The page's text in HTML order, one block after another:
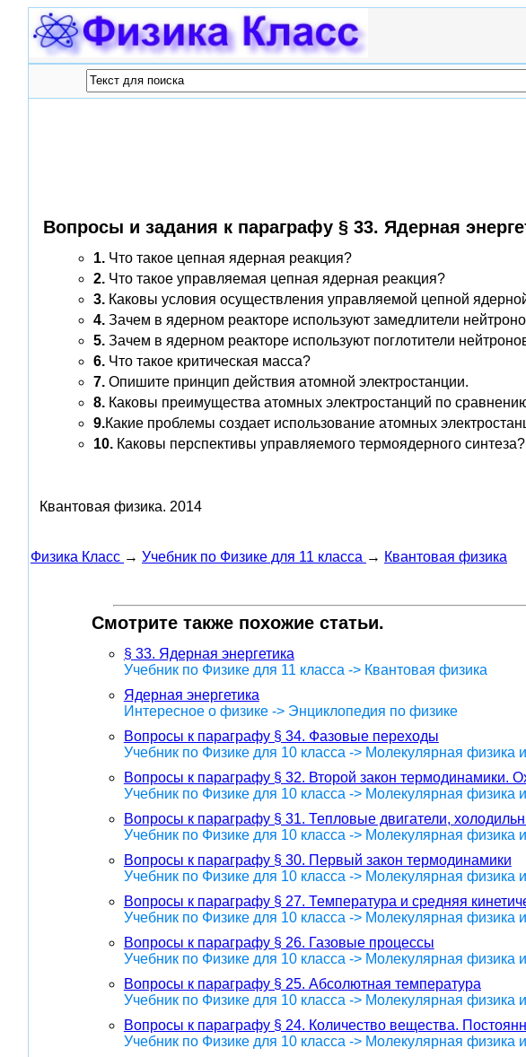
Вопросы и задания к параграфу § 33. Ядерная
1. Что такое цепная ядерная реакция?
2. Что такое управляемая цепная ядерная реакция?
3. Каковы условия осуществления управляемой цепной
4. Зачем в ядерном реакторе используют замедлители
5. Зачем в ядерном реакторе используют поглотители
6. Что такое критическая масса?
7. Опишите принцип действия атомной электростанции.
8. Каковы преимущества атомных электростанций по
9.Какие проблемы создает использование атомных
10. Каковы перспективы управляемого термоядерного синтеза?
Квантовая физика. 2014
Физика Класс → Учебник по Физике для 11 класса → Квантовая физика
Смотрите также похожие статьи.
§ 33. Ядерная энергетика
Учебник по Физике для 11 класса -> Квантовая физика
Ядерная энергетика
Интересное о физике -> Энциклопедия по физике
Вопросы к параграфу § 34. Фазовые переходы
Учебник по Физике для 10 класса -> Молекулярная физика
Вопросы к параграфу § 32. Второй закон термодинамики.
Учебник по Физике для 10 класса -> Молекулярная физика
Вопросы к параграфу § 31. Тепловые двигатели,
Учебник по Физике для 10 класса -> Молекулярная физика
Вопросы к параграфу § 30. Первый закон термодинамики
Учебник по Физике для 10 класса -> Молекулярная физика
Вопросы к параграфу § 27. Температура и средняя
Учебник по Физике для 10 класса -> Молекулярная физика
Вопросы к параграфу § 26. Газовые процессы
Учебник по Физике для 10 класса -> Молекулярная физика
Вопросы к параграфу § 25. Абсолютная температура
Учебник по Физике для 10 класса -> Молекулярная физика
Вопросы к параграфу § 24. Количество вещества.
Учебник по Физике для 10 класса -> Молекулярная физика